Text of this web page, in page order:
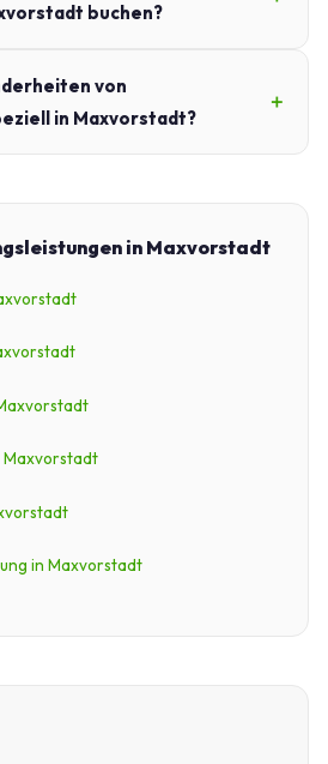
buchen?
von
in Maxvorstadt?
in Maxvorstadt
Maxvorstadt
in Maxvorstadt